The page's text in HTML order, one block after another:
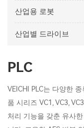
산업용 로봇
산업별 드라이브
PLC
VEICHI PLC는 다양한
품 시리즈 VC1, VC3,
처리 기능을 갖춘 유사